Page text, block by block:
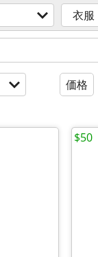
衣服
価格
$50